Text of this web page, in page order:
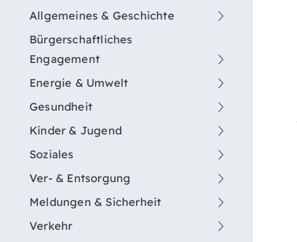
Allgemeines & Geschichte
Bürgerschaftliches
Engagement
Energie & Umwelt
Gesundheit
Kinder & Jugend
Soziales
Ver- & Entsorgung
Meldungen & Sicherheit
Verkehr